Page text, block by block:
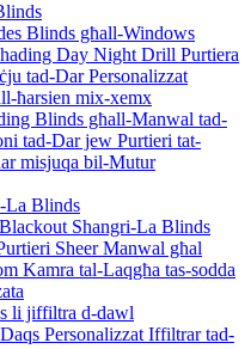
Blinds għall-Windows
Day Night Drill Purtiera
tad-Dar Personalizzat
ħarsien mix-xemx
Blinds għall-Manwal tad-
tad-Dar jew Purtieri tat-
misjuqa bil-Mutur
La Blinds
Shangri-La Blinds
Sheer Manwal għal
Kamra tal-Laqgħa tas-sodda
li jiffiltra d-dawl
Personalizzat Iffiltrar tad-